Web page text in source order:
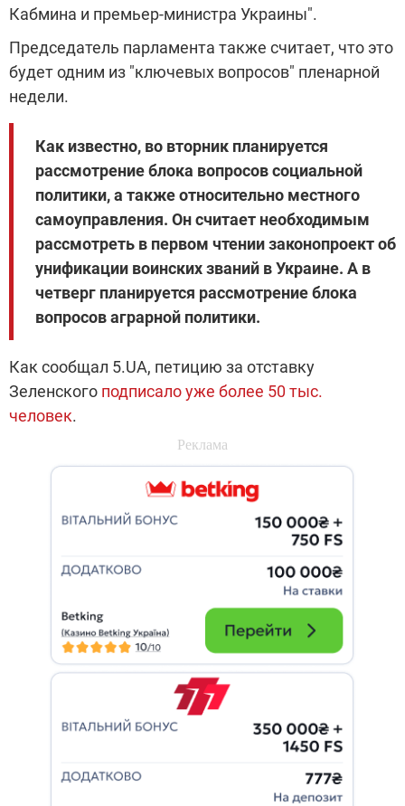
Кабмина и премьер-министра Украины".
Председатель парламента также считает, что это
будет одним из "ключевых вопросов" пленарной
недели.
Как известно, во вторник планируется
рассмотрение блока вопросов социальной
политики, а также относительно местного
самоуправления. Он считает необходимым
рассмотреть в первом чтении законопроект об
унификации воинских званий в Украине. А в
четверг планируется рассмотрение блока
вопросов аграрной политики.
Как сообщал 5.UA, петицию за отставку
Зеленского подписало уже более 50 тыс.
человек.